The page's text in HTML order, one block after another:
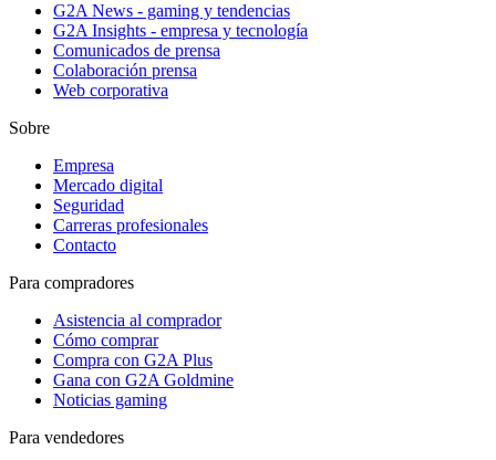
G2A News - gaming y tendencias
G2A Insights - empresa y tecnología
Comunicados de prensa
Colaboración prensa
Web corporativa
Sobre
Empresa
Mercado digital
Seguridad
Carreras profesionales
Contacto
Para compradores
Asistencia al comprador
Cómo comprar
Compra con G2A Plus
Gana con G2A Goldmine
Noticias gaming
Para vendedores